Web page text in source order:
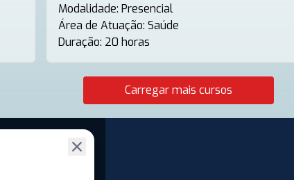
Modalidade:Presencial
Área de Atuação:Saúde
Duração: 20 horas
Carregar mais cursos